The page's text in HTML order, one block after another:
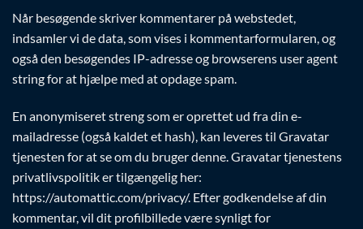
Når besøgende skriver kommentarer på webstedet,
indsamler vi de data, som vises i kommentarformularen, og
også den besøgendes IP-adresse og browserens user agent
string for at hjælpe med at opdage spam.
En anonymiseret streng som er oprettet ud fra din e-
mailadresse (også kaldet et hash), kan leveres til Gravatar
tjenesten for at se om du bruger denne. Gravatar tjenestens
privatlivspolitik er tilgængelig her:
https://automattic.com/privacy/. Efter godkendelse af din
kommentar, vil dit profilbillede være synligt for